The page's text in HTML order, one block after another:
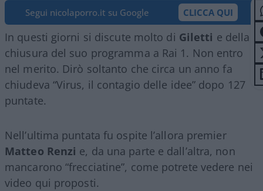
Segui nicolaporro.it su Google CLICCA QUI
In questi giorni si discute molto di Giletti e della
chiusura del suo programma a Rai 1. Non entro
nel merito. Dirò soltanto che circa un anno fa
chiudeva “Virus, il contagio delle idee” dopo 127
puntate.
Nell’ultima puntata fu ospite l’allora premier
Matteo Renzi e, da una parte e dall’altra, non
mancarono “frecciatine”, come potrete vedere nei
video qui proposti.